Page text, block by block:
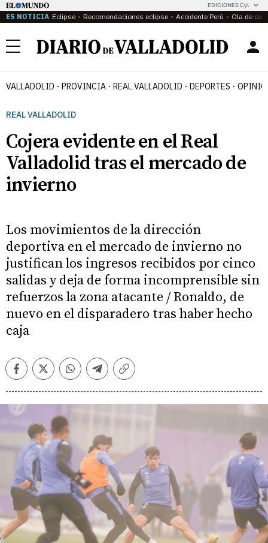
EDICIONES CyL
ES NOTICIA Eclipse Recomendaciones eclipse Accidente Perú Ola de
Menú
VALLADOLID PROVINCIA REAL VALLADOLID DEPORTES
REAL VALLADOLID
Cojera evidente en el Real
Valladolid tras el mercado de
invierno
Los movimientos de la dirección
deportiva en el mercado de invierno no
justifican los ingresos recibidos por cinco
salidas y deja de forma incomprensible sin
refuerzos la zona atacante / Ronaldo, de
nuevo en el disparadero tras haber hecho
caja
FacebookTwitterWhatsappTelegramCopiar